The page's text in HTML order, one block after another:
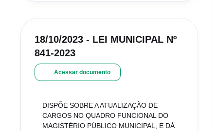
18/10/2023 - LEI MUNICIPAL Nº
841-2023
Acessar documento
DISPÕE SOBRE A ATUALIZAÇÃO DE
CARGOS NO QUADRO FUNCIONAL DO
MAGISTÉRIO PÚBLICO MUNICIPAL, E DÁ